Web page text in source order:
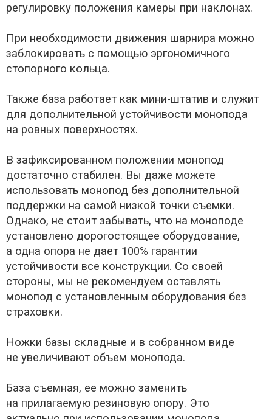
регулировку положения камеры при наклонах.
При необходимости движения шарнира можно
заблокировать с помощью эргономичного
стопорного кольца.
Также база работает как мини-штатив и служит
для дополнительной устойчивости монопода
на ровных поверхностях.
В зафиксированном положении монопод
достаточно стабилен. Вы даже можете
использовать монопод без дополнительной
поддержки на самой низкой точки съемки.
Однако, не стоит забывать, что на моноподе
установлено дорогостоящее оборудование,
а одна опора не дает 100% гарантии
устойчивости все конструкции. Со своей
стороны, мы не рекомендуем оставлять
монопод с установленным оборудования без
страховки.
Ножки базы складные и в собранном виде
не увеличивают объем монопода.
База съемная, ее можно заменить
на прилагаемую резиновую опору. Это